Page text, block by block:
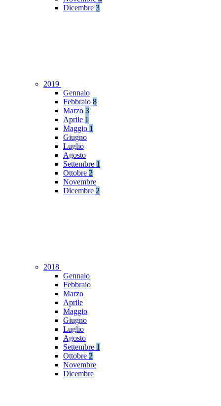
Dicembre 3
2019
Gennaio
Febbraio 8
Marzo 3
Aprile 1
Maggio 1
Giugno
Luglio
Agosto
Settembre 1
Ottobre 2
Novembre
Dicembre 2
2018
Gennaio
Febbraio
Marzo
Aprile
Maggio
Giugno
Luglio
Agosto
Settembre 1
Ottobre 2
Novembre
Dicembre